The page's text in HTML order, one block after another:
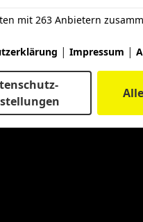
mit 263 Anbietern
| Impressum |